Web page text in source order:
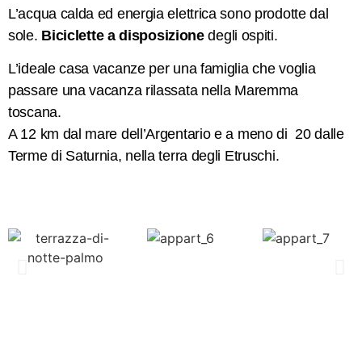
L’acqua calda ed energia elettrica sono prodotte dal
sole. Biciclette a disposizionedegli ospiti.
L’ideale casa vacanze per una famiglia che voglia
passare una vacanza rilassata nella Maremma
toscana.
A 12 km dal mare dell’Argentario e a meno di 20 dalle
Terme di Saturnia, nella terra degli Etruschi.